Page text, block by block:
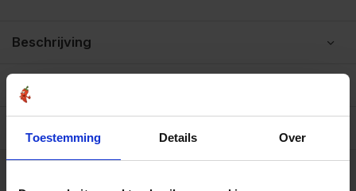
Toestemming Details Over
Beschrijving
Reviews
Op werkdagen voor 15.00 uur besteld, dezelfde dag